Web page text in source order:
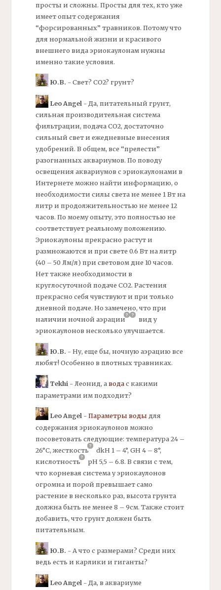
просты и сложны. Просты для тех, кто уже
имеет опыт содержания
“форсированных” травников. Потому что
для нормальной жизни и красивого
внешнего вида эриокаулонам нужны
именно такие условия.
Ю.В. - Свет? СО2? грунт?
Leo Angel - Да, питательный грунт,
сильная производительная система
фильтрации, подача СО2, достаточно
сильный свет и ежедневные внесения
удобрений. В общем, все “прелести”
разогнанных аквариумов. По поводу
освещения аквариумов с эриокаулонами в
Интернете можно найти информацию, о
необходимости силы света не менее 1 Вт на
литр и продолжительностью не менее 12
часов. По моему опыту, это полностью не
соответствует реальному положению.
Эриокаулоны прекрасно растут и
размножаются и при свете 0.6 Вт на литр
(40 – 50 Лм/л) при световом дне 10 часов.
Нет также необходимости в
круглосуточной подаче СО2. Растения
прекрасно себя чувствуют и при только
дневной подаче. Но замечено, что при
наличии ночной аэрации
вид у
эриокаулонов несколько улучшается.
Ю.В. - Ну, еще бы, ночную аэрацию все
любят! Особенно в плотных травниках.
Tekhi- Леонид, аводас какими
параметрами им подходит?
Leo Angel-Параметры воды для
содержания эриокаулонов можно
посоветовать следующие: температура 24 –
26°С, жесткость
dkH 1 – 4°, GH 4 – 8°,
кислотность
pH 5,5 – 6.8. В связи с тем,
что корневая система у эриокаулонов
огромна и порой превышает само
растение в несколько раз, высота грунта
должна быть не менее 8 – 9см. Также стоит
добавить, что грунт должен быть
питательным.
Ю.В. - А что с размерами? Среди них
ведь есть и карлики и гиганты?
Leo Angel- Да, в аквариуме